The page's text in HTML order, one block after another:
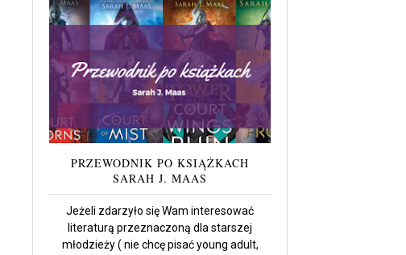
PRZEWODNIK PO KSIĄŻKACH
SARAH J. MAAS
Jeżeli zdarzyło się Wam interesować
literaturą przeznaczoną dla starszej
młodzieży ( nie chcę pisać young adult,